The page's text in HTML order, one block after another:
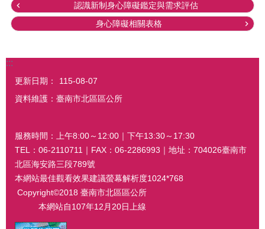
認識新制身心障礙鑑定與需求評估
身心障礙相關表格
:::
更新日期：
115-08-07
資料維護：臺南市北區區公所
服務時間：上午8:00～12:00｜下午13:30～17:30
TEL：06-2110711｜FAX：06-2286993｜地址：704026臺南市
北區海安路三段789號
本網站最佳觀看效果建議螢幕解析度1024*768
Copyright©2018 臺南市北區區公所
本網站自107年12月20日上線